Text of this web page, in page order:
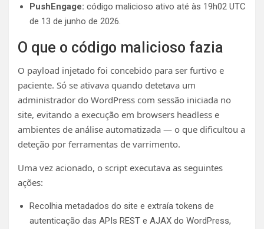
PushEngage: código malicioso ativo até às 19h02 UTC
de 13 de junho de 2026.
O que o código malicioso fazia
O payload injetado foi concebido para ser furtivo e
paciente. Só se ativava quando detetava um
administrador do WordPress com sessão iniciada no
site, evitando a execução em browsers headless e
ambientes de análise automatizada — o que dificultou a
deteção por ferramentas de varrimento.
Uma vez acionado, o script executava as seguintes
ações:
Recolhia metadados do site e extraía tokens de
autenticação das APIs REST e AJAX do WordPress,